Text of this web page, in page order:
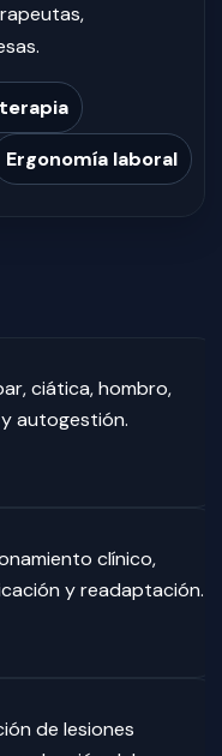
Ergonomía laboral
ciática, hombro,
y autogestión.
clínico,
y readaptación.
de lesiones